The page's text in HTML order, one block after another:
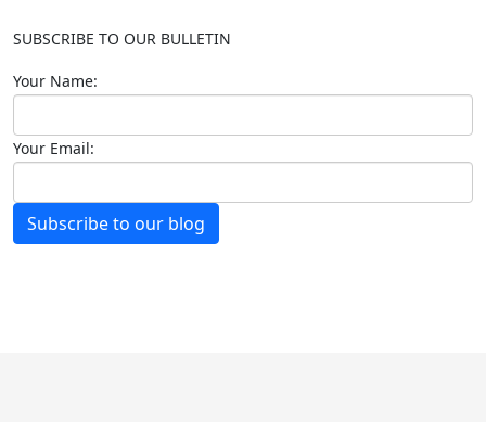
SUBSCRIBE TO OUR BULLETIN
Your Name:
Your Email:
Subscribe to our blog